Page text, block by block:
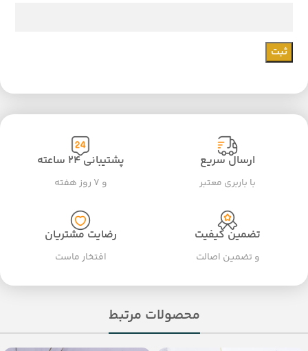
ارسال سریع
با باربری معتبر
پشتیبانی ۲۴ ساعته
و ۷ روز هفته
تضمین کیفیت
و تضمین اصالت
رضایت مشتریان
افتخار ماست
محصولات مرتبط